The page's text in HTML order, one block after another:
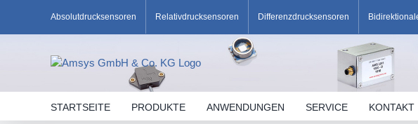
content
Absolutdrucksensoren Relativdrucksensoren Differenzdrucksensoren
STARTSEITE PRODUKTE ANWENDUNGEN SERVICE KONTAKT